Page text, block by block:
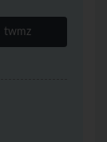
twmz